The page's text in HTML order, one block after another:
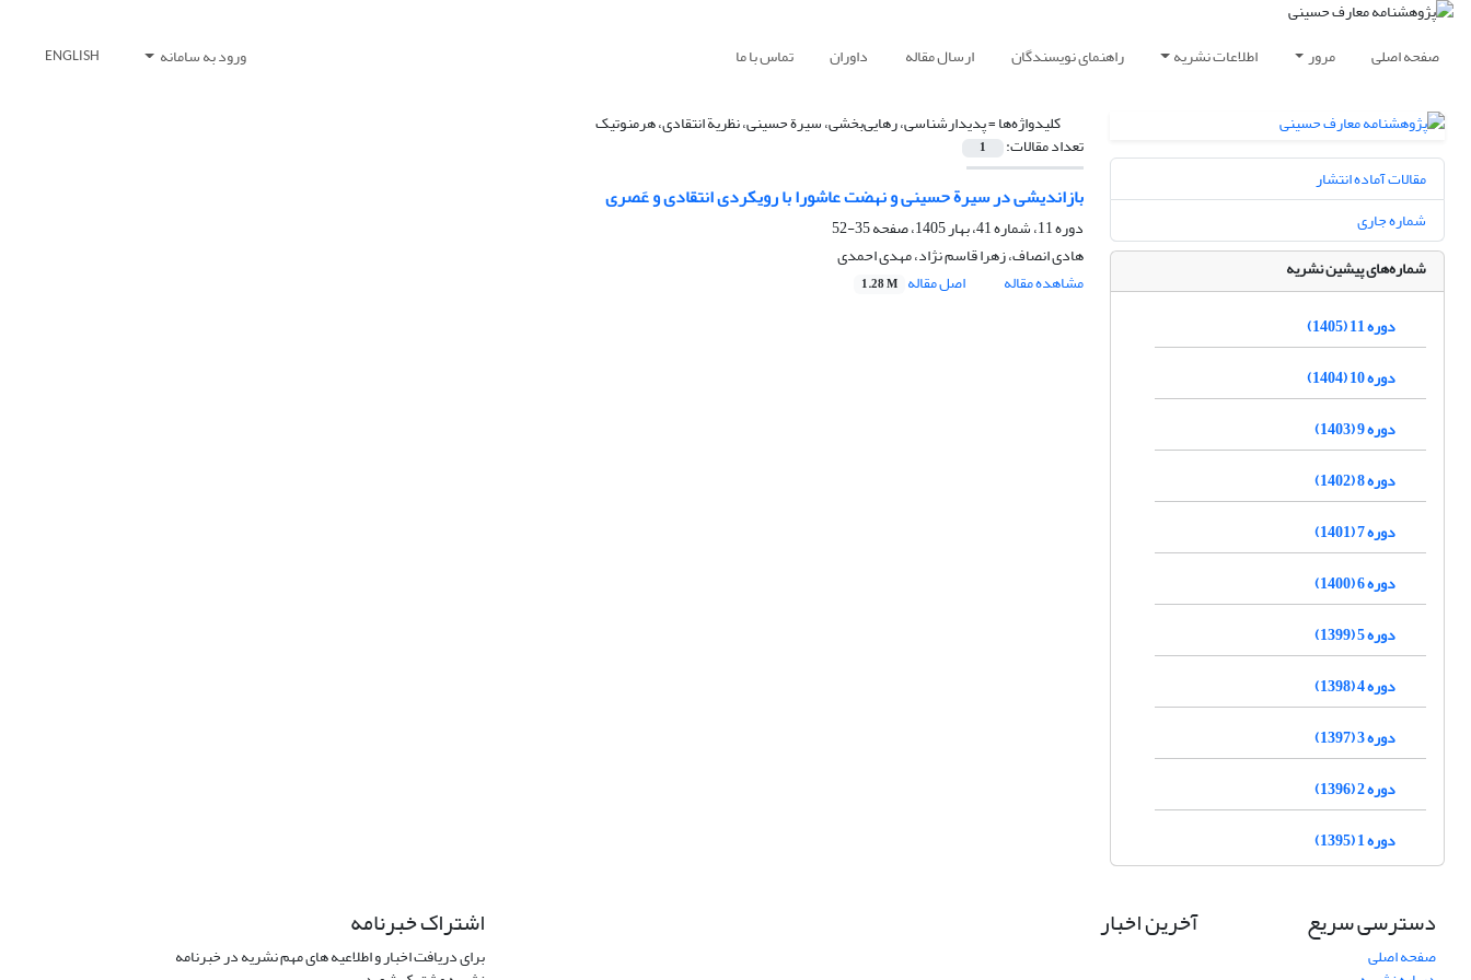
صفحه اصلی مرور اطلاعات نشریه راهنمای نویسندگان ارسال مقاله داوران تماس با ما ورود به سامانه ENGLISH
کلیدواژه‌ها =پدیدارشناسی، رهایی‌بخشی، سیرة حسینی، نظریة انتقادی، هرمنوتیک
تعداد مقالات: 1
بازاندیشی در سیرة حسینی و نهضت عاشورا با رویکردی انتقادی و عَصری
دوره 11، شماره 41، بهار 1405، صفحه
35-52
هادی انصاف، زهرا قاسم نژاد، مهدی احمدی
مشاهده مقاله
اصل مقاله 1.28 M
مقالات آماده انتشار
شماره جاری
شماره‌های پیشین نشریه
دوره 11 (1405)
دوره 10 (1404)
دوره 9 (1403)
دوره 8 (1402)
دوره 7 (1401)
دوره 6 (1400)
دوره 5 (1399)
دوره 4 (1398)
دوره 3 (1397)
دوره 2 (1396)
دوره 1 (1395)
دسترسی سریع
صفحه اصلی
آخرین اخبار اشتراک خبرنامه
برای دریافت اخبار و اطلاعیه های مهم نشریه در خبرنامه